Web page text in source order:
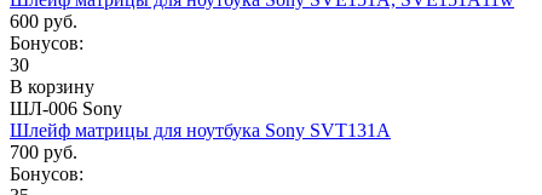
600 руб.
Бонусов:
30
В корзину
ШЛ-006 Sony
Шлейф матрицы для ноутбука Sony SVT131A
700 руб.
Бонусов: